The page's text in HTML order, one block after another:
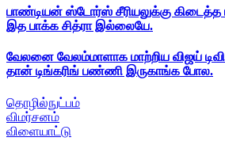
பாண்டியன் ஸ்டோர்ஸ் சீரியலுக்கு
இத பாக்க சித்ரா இல்லையே.
வேலனை வேலம்மாளாக மாற்றிய விஜய்
தான் டிங்கரிங் பண்ணி இருகாங்க போல.
தொழில்நுட்பம்
விமர்சனம்
விளையாட்டு